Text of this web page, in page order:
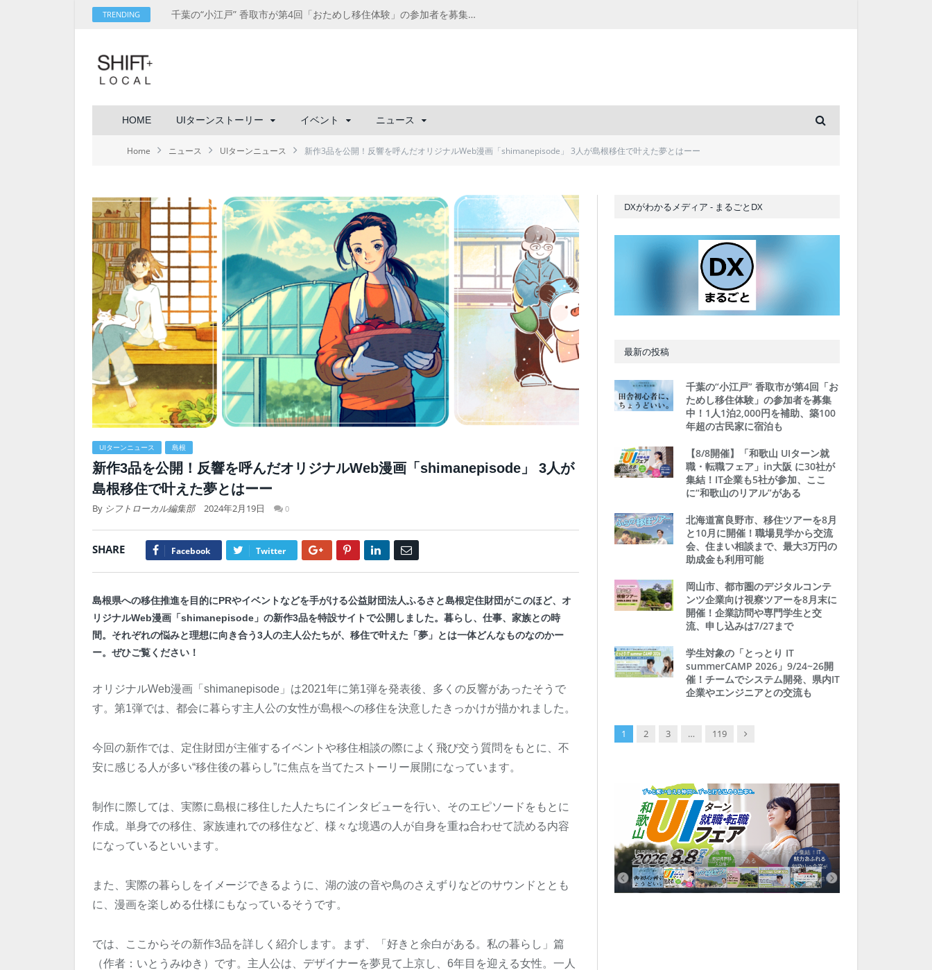
TRENDING 千葉の“小江戸” 香取市が第4回「おためし移住体験」の参加者を募集中！1人1泊2,000円を補助、築100年超の古民家に宿泊も
HOME UIターンストーリー イベント ニュース
Home ニュース UIターンニュース 新作3品を公開！反響を呼んだオリジナルWeb漫画「shimanepisode」 3人が島根移住で叶えた夢とはーー
UIターンニュース 島根
新作3品を公開！反響を呼んだオリジナルWeb漫画「shimanepisode」 3人が
島根移住で叶えた夢とはーー
By シフトローカル編集部 2024年2月19日 0
SHARE Facebook Twitter Google+ Pinterest LinkedIn
島根県への移住推進を目的にPRやイベントなどを手がける公益財団法人ふるさと島根定住財団がこのほど、オ
リジナルWeb漫画「shimanepisode」の新作3品を特設サイトで公開しました。暮らし、仕事、家族との時
間。それぞれの悩みと理想に向き合う3人の主人公たちが、移住で叶えた「夢」とは一体どんなものなのかー
ー。ぜひご覧ください！
オリジナルWeb漫画「shimanepisode」は2021年に第1弾を発表後、多くの反響があったそうで
す。第1弾では、都会に暮らす主人公の女性が島根への移住を決意したきっかけが描かれました。
今回の新作では、定住財団が主催するイベントや移住相談の際によく飛び交う質問をもとに、不
安に感じる人が多い“移住後の暮らし”に焦点を当てたストーリー展開になっています。
制作に際しては、実際に島根に移住した人たちにインタビューを行い、そのエピソードをもとに
作成。単身での移住、家族連れでの移住など、様々な境遇の人が自身を重ね合わせて読める内容
になっているといいます。
また、実際の暮らしをイメージできるように、湖の波の音や鳥のさえずりなどのサウンドととも
に、漫画を楽しめる仕様にもなっているそうです。
では、ここからその新作3品を詳しく紹介します。まず、「好きと余白がある。私の暮らし」篇
（作者：いとうみゆき）です。主人公は、デザイナーを夢見て上京し、6年目を迎える女性。一人
DXがわかるメディア - まるごとDX
最新の投稿
千葉の“小江戸” 香取市が第4回「お
ためし移住体験」の参加者を募集
中！1人1泊2,000円を補助、築100
年超の古民家に宿泊も
【8/8開催】「和歌山 UIターン就
職・転職フェア」in大阪 に30社が
集結！IT企業も5社が参加、ここ
に“和歌山のリアル”がある
北海道富良野市、移住ツアーを8月
と10月に開催！職場見学から交流
会、住まい相談まで、最大3万円の
助成金も利用可能
岡山市、都市圏のデジタルコンテ
ンツ企業向け視察ツアーを8月末に
開催！企業訪問や専門学生と交
流、申し込みは7/27まで
学生対象の「とっとり IT
summerCAMP 2026」9/24~26開
催！チームでシステム開発、県内IT
企業やエンジニアとの交流も
1 2 3 … 119 Next
【8/8開催】「和歌山 UIターン就職・転職フェア」in大阪 に30社が集結！IT
企業も5社が参加、ここに“和歌山のリアル”がある